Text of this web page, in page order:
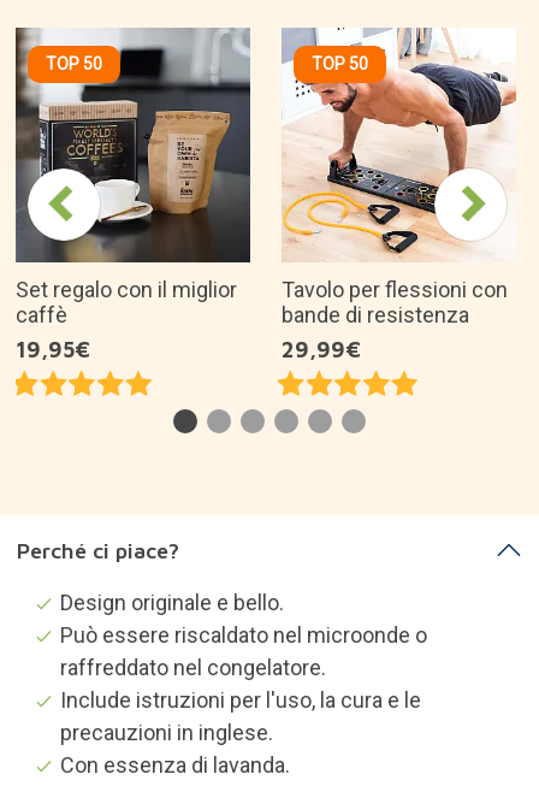
TOP 50
Set regalo con il miglior
caffè
19,95€
TOP 50
Tavolo per flessioni con
bande di resistenza
29,99€
Perché ci piace?
Design originale e bello.
Può essere riscaldato nel microonde o
raffreddato nel congelatore.
Include istruzioni per l'uso, la cura e le
precauzioni in inglese.
Con essenza di lavanda.